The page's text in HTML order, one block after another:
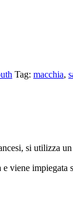
Tag: macchia,
si utilizza
viene impiegata